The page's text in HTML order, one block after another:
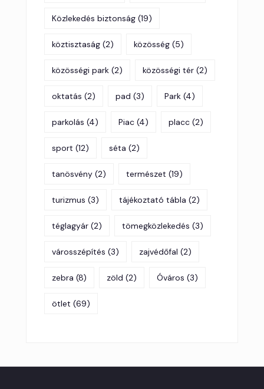
Közlekedés biztonság (19)
köztisztaság (2) közösség (5)
közösségi park (2) közösségi tér (2)
oktatás (2) pad (3) Park (4)
parkolás (4) Piac (4) placc (2)
sport (12) séta (2)
tanösvény (2) természet (19)
turizmus (3) tájékoztató tábla (2)
téglagyár (2) tömegközlekedés (3)
városszépítés (3) zajvédőfal (2)
zebra (8) zöld (2) Óváros (3)
ötlet (69)